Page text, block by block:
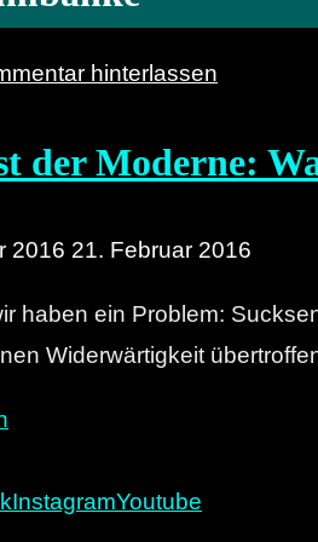
hinterlassen
der Moderne:
2016 21. Februar 2016
haben ein Problem:
Widerwärtigkeit
der
InstagramYoutube